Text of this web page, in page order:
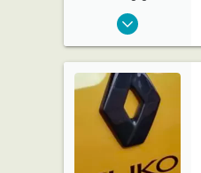
6 jul 2012
193
64